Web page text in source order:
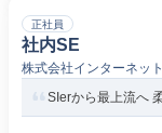
正社員
社内SE
株式会社インターネッ
SIerから最上流へ